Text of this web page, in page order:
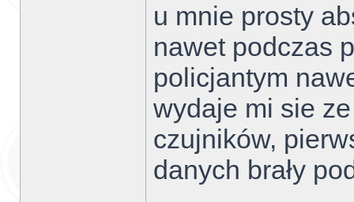
u mnie prosty
nawet podczas
policjantym
wydaje mi sie
czujników,
danych brały